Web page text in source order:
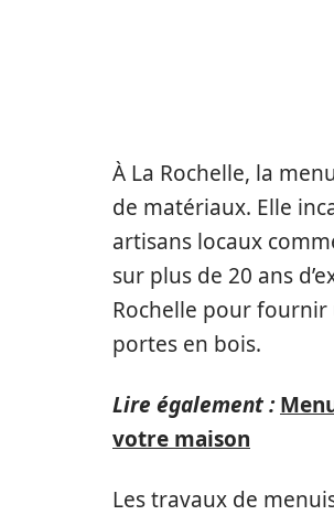
À La Rochelle, la
de matériaux. Elle
artisans locaux
sur plus de 20 ans
Rochelle pour
portes en bois.
Lire également :
votre maison
Les travaux de